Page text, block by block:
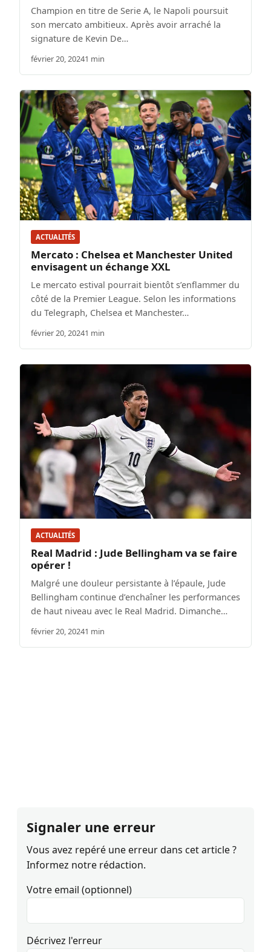
Champion en titre de Serie A, le Napoli poursuit
son mercato ambitieux. Après avoir arraché la
signature de Kevin De…
février 20, 20241 min
ACTUALITÉS
Mercato : Chelsea et Manchester United
envisagent un échange XXL
Le mercato estival pourrait bientôt s’enflammer du
côté de la Premier League. Selon les informations
du Telegraph, Chelsea et Manchester…
février 20, 20241 min
ACTUALITÉS
Real Madrid : Jude Bellingham va se faire
opérer !
Malgré une douleur persistante à l’épaule, Jude
Bellingham continue d’enchaîner les performances
de haut niveau avec le Real Madrid. Dimanche…
février 20, 20241 min
Signaler une erreur
Vous avez repéré une erreur dans cet article ?
Informez notre rédaction.
Votre email (optionnel)
Décrivez l'erreur